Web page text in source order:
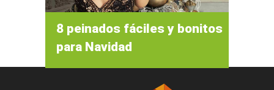
8 peinados fáciles y bonitos
para Navidad